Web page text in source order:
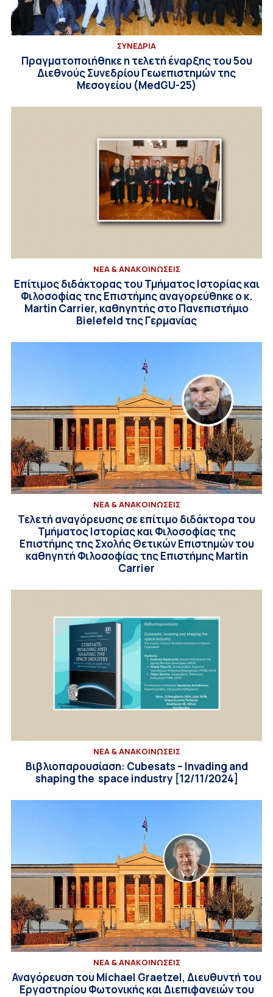
ΣΥΝΕΔΡΙΑ
Πραγματοποιήθηκε η τελετή έναρξης του 5ου
Διεθνούς Συνεδρίου Γεωεπιστημών της
Μεσογείου (ΜedGU-25)
ΝΕΑ & ΑΝΑΚΟΙΝΩΣΕΙΣ
Επίτιμος διδάκτορας του Τμήματος Ιστορίας και
Φιλοσοφίας της Επιστήμης αναγορεύθηκε ο κ.
Martin Carrier, καθηγητής στο Πανεπιστήμιο
Bielefeld της Γερμανίας
ΝΕΑ & ΑΝΑΚΟΙΝΩΣΕΙΣ
Τελετή αναγόρευσης σε επίτιμο διδάκτορα του
Τμήματος Ιστορίας και Φιλοσοφίας της
Επιστήμης της Σχολής Θετικών Επιστημών του
καθηγητή Φιλοσοφίας της Επιστήμης Martin
Carrier
ΝΕΑ & ΑΝΑΚΟΙΝΩΣΕΙΣ
Βιβλιοπαρουσίαση: Cubesats – Invading and
shaping the space industry [12/11/2024]
ΝΕΑ & ΑΝΑΚΟΙΝΩΣΕΙΣ
Αναγόρευση του Michael Graetzel, Διευθυντή του
Εργαστηρίου Φωτονικής και Διεπιφανειών του